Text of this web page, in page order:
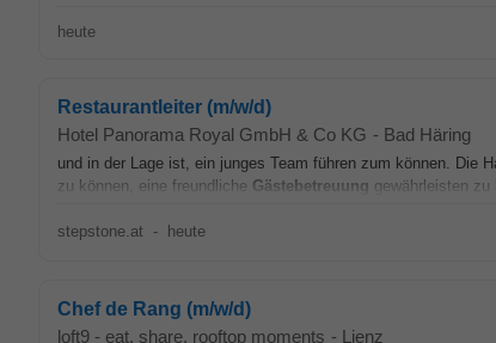
heute
Restaurantleiter (m/w/d)
Hotel Panorama Royal GmbH & Co KG - Bad Häring
und in der Lage ist, ein junges Team führen zum können. Die
zu können, eine freundliche Gästebetreuung gewährleisten zu
stepstone.at - heute
Chef de Rang (m/w/d)
loft9 - eat. share. rooftop moments - Lienz